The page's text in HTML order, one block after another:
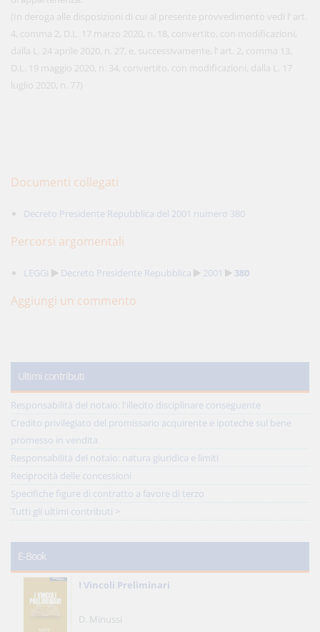
(In deroga alle disposizioni di cui al presente provvedimento vedi l’ art.
4, comma 2, D.L. 17 marzo 2020, n. 18, convertito, con modificazioni,
dalla L. 24 aprile 2020, n. 27, e, successivamente, l’ art. 2, comma 13,
D.L. 19 maggio 2020, n. 34, convertito, con modificazioni, dalla L. 17
luglio 2020, n. 77)
Documenti collegati
Decreto Presidente Repubblica del 2001 numero 380
Percorsi argomentali
LEGGI Decreto Presidente Repubblica 2001 380
Aggiungi un commento
Ultimi contributi
Responsabilità del notaio: l'illecito disciplinare conseguente
Credito privilegiato del promissario acquirente e ipoteche sul bene
promesso in vendita
Responsabilità del notaio: natura giuridica e limiti
Reciprocità delle concessioni
Specifiche figure di contratto a favore di terzo
Tutti gli ultimi contributi >
E-Book
I Vincoli Preliminari
D. Minussi